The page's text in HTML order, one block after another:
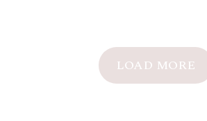
LOAD MORE